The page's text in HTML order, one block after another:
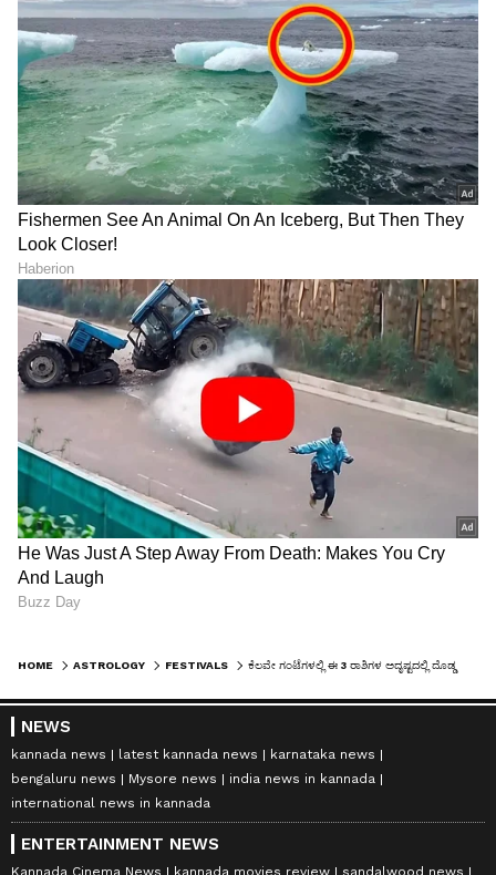
HOME ASTROLOGY FESTIVALS
NEWS
kannada news latest kannada news
karnataka news
bengaluru news
Mysore news
india news in kannada
international news in kannada
ENTERTAINMENT NEWS
Kannada Cinema News kannada movies review
sandalwood news